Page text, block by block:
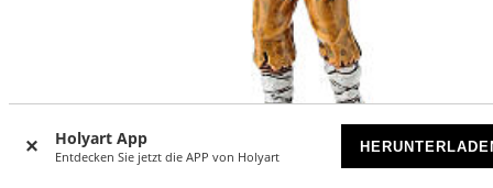
Holyart App
Entdecken Sie jetzt die APP von Holyart